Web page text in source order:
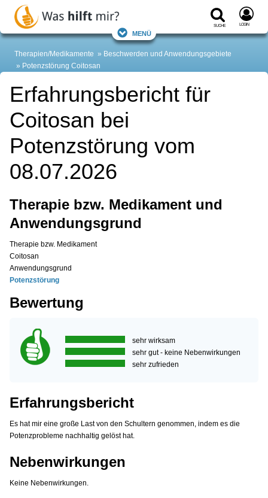
Suche Login
Menü
Therapien/Medikamente
Beschwerden und Anwendungsgebiete
Potenzstörung Coitosan
Erfahrungsbericht für
Coitosan bei
Potenzstörung vom
08.07.2026
Therapie bzw. Medikament und
Anwendungsgrund
Therapie bzw. Medikament
Coitosan
Anwendungsgrund
Potenzstörung
Bewertung
sehr wirksam
sehr gut - keine Nebenwirkungen
sehr zufrieden
Erfahrungsbericht
Es hat mir eine große Last von den Schultern genommen, indem es die
Potenzprobleme nachhaltig gelöst hat.
Nebenwirkungen
Keine Nebenwirkungen.